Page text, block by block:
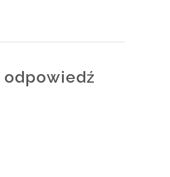
odpowiedź